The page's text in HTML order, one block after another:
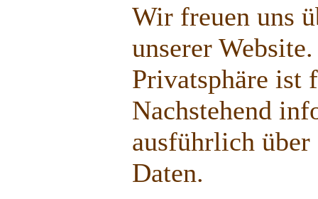
Wir freuen uns
unserer
Privatsphäre ist
Nachstehend
ausführlich
Daten.